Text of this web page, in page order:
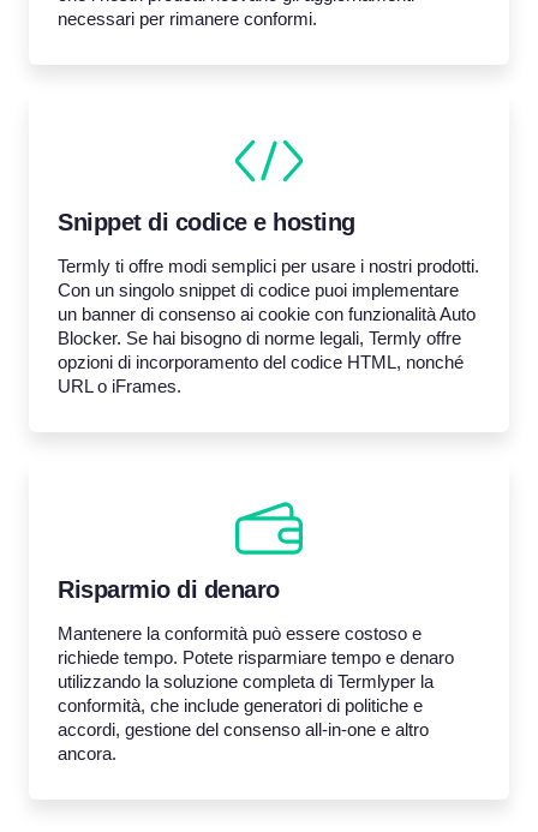
necessari per rimanere conformi.
Snippet di codice e hosting
Termly ti offre modi semplici per usare i nostri prodotti.
Con un singolo snippet di codice puoi implementare
un banner di consenso ai cookie con funzionalità Auto
Blocker. Se hai bisogno di norme legali, Termly offre
opzioni di incorporamento del codice HTML, nonché
URL o iFrames.
Risparmio di denaro
Mantenere la conformità può essere costoso e
richiede tempo. Potete risparmiare tempo e denaro
utilizzando la soluzione completa di Termlyper la
conformità, che include generatori di politiche e
accordi, gestione del consenso all-in-one e altro
ancora.